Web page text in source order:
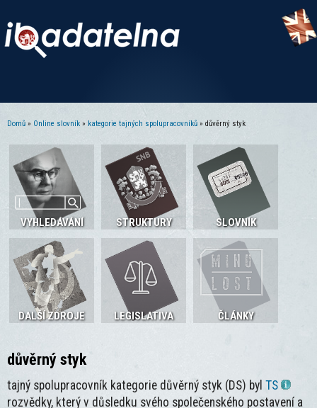
Domů » Online slovník » kategorie tajných spolupracovníků » důvěrný styk
VYHLEDÁVÁNÍ STRUKTURY SLOVNÍK
DALŠÍ ZDROJE LEGISLATIVA ČLÁNKY
důvěrný styk
tajný spolupracovník kategorie důvěrný styk (DS) byl TS
rozvědky, který v důsledku svého společenského postavení a